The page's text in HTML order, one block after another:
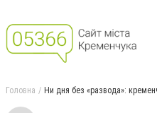
Головна Ни дня без «развода»: